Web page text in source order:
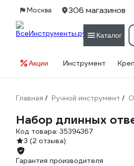
Москва 306 магазинов
Каталог
Акции Инструмент
Главная / Ручной инструмент /
Набор длинных
Код товара: 35394367
3 (2 отзыва)
Гарантия производителя